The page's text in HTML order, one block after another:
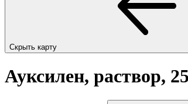
Скрыть карту
Ауксилен, раствор,